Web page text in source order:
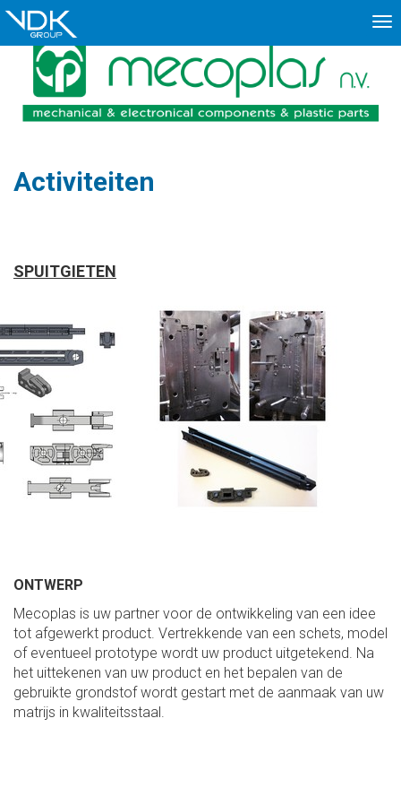
Activiteiten
SPUITGIETEN
ONTWERP
Mecoplas is uw partner voor de ontwikkeling van een idee
tot afgewerkt product. Vertrekkende van een schets, model
of eventueel prototype wordt uw product uitgetekend. Na
het uittekenen van uw product en het bepalen van de
gebruikte grondstof wordt gestart met de aanmaak van uw
matrijs in kwaliteitsstaal.